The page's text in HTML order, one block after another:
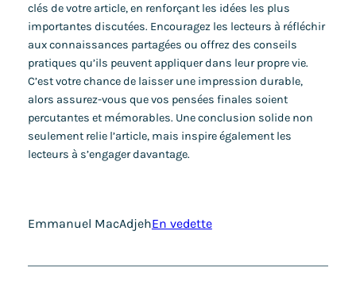
clés de votre article, en renforçant les idées les plus
importantes discutées. Encouragez les lecteurs à réfléchir
aux connaissances partagées ou offrez des conseils
pratiques qu’ils peuvent appliquer dans leur propre vie.
C’est votre chance de laisser une impression durable,
alors assurez-vous que vos pensées finales soient
percutantes et mémorables. Une conclusion solide non
seulement relie l’article, mais inspire également les
lecteurs à s’engager davantage.
Emmanuel MacAdjehEn vedette